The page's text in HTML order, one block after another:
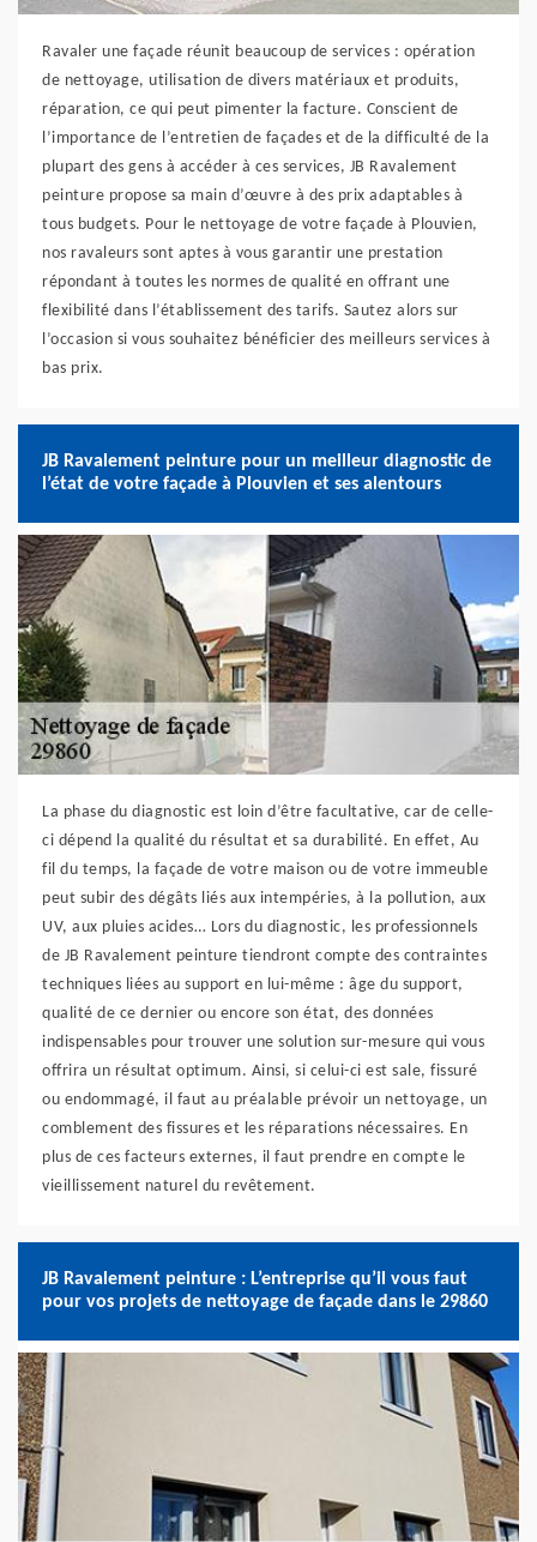
Ravaler une façade réunit beaucoup de services : opération
de nettoyage, utilisation de divers matériaux et produits,
réparation, ce qui peut pimenter la facture. Conscient de
l’importance de l’entretien de façades et de la difficulté de la
plupart des gens à accéder à ces services, JB Ravalement
peinture propose sa main d’œuvre à des prix adaptables à
tous budgets. Pour le nettoyage de votre façade à Plouvien,
nos ravaleurs sont aptes à vous garantir une prestation
répondant à toutes les normes de qualité en offrant une
flexibilité dans l’établissement des tarifs. Sautez alors sur
l’occasion si vous souhaitez bénéficier des meilleurs services à
bas prix.
JB Ravalement peinture pour un meilleur diagnostic de
l’état de votre façade à Plouvien et ses alentours
La phase du diagnostic est loin d’être facultative, car de celle-
ci dépend la qualité du résultat et sa durabilité. En effet, Au
fil du temps, la façade de votre maison ou de votre immeuble
peut subir des dégâts liés aux intempéries, à la pollution, aux
UV, aux pluies acides… Lors du diagnostic, les professionnels
de JB Ravalement peinture tiendront compte des contraintes
techniques liées au support en lui-même : âge du support,
qualité de ce dernier ou encore son état, des données
indispensables pour trouver une solution sur-mesure qui vous
offrira un résultat optimum. Ainsi, si celui-ci est sale, fissuré
ou endommagé, il faut au préalable prévoir un nettoyage, un
comblement des fissures et les réparations nécessaires. En
plus de ces facteurs externes, il faut prendre en compte le
vieillissement naturel du revêtement.
JB Ravalement peinture : L’entreprise qu’il vous faut
pour vos projets de nettoyage de façade dans le 29860